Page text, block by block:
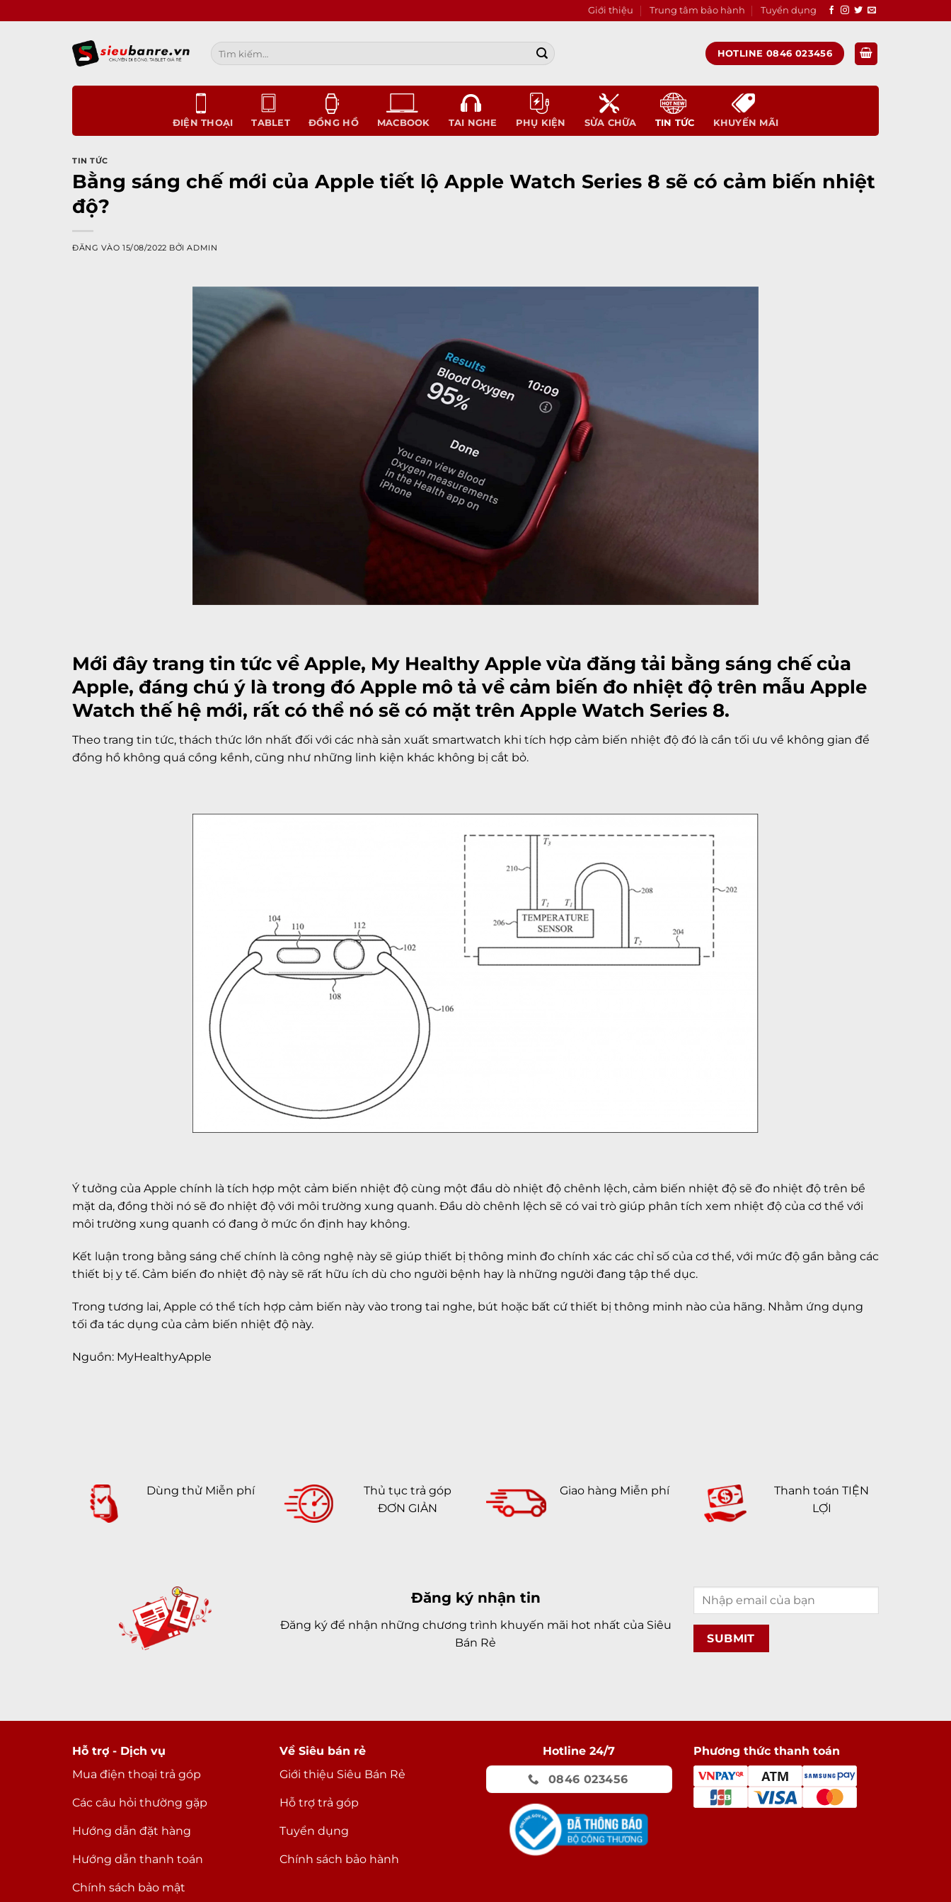
qua
Giới thiệu Trung tâm bảo hành Tuyển dụng
Tìm
kiếm:
HOTLINE 0846 023456
ĐIỆN THOẠI TABLET ĐỒNG HỒ MACBOOK TAI NGHE PHỤ KIỆN SỬA CHỮA TIN TỨC KHUYẾN MÃI
TIN TỨC
Bằng sáng chế mới của Apple tiết lộ Apple Watch Series 8 sẽ có cảm biến nhiệt
độ?
ĐĂNG VÀO15/08/2022 BỞIADMIN
Mới đây trang tin tức về Apple, My Healthy Apple vừa đăng tải bằng sáng chế của
Apple, đáng chú ý là trong đó Apple mô tả về cảm biến đo nhiệt độ trên mẫu Apple
Watch thế hệ mới, rất có thể nó sẽ có mặt trên Apple Watch Series 8.
Theo trang tin tức, thách thức lớn nhất đối với các nhà sản xuất smartwatch khi tích hợp cảm biến nhiệt độ đó là cần tối ưu về không gian để
đồng hồ không quá cồng kềnh, cũng như những linh kiện khác không bị cắt bỏ.
Ý tưởng của Apple chính là tích hợp một cảm biến nhiệt độ cùng một đầu dò nhiệt độ chênh lệch, cảm biến nhiệt độ sẽ đo nhiệt độ trên bề
mặt da, đồng thời nó sẽ đo nhiệt độ với môi trường xung quanh. Đầu dò chênh lệch sẽ có vai trò giúp phân tích xem nhiệt độ của cơ thể với
môi trường xung quanh có đang ở mức ổn định hay không.
Kết luận trong bằng sáng chế chính là công nghệ này sẽ giúp thiết bị thông minh đo chính xác các chỉ số của cơ thể, với mức độ gần bằng các
thiết bị y tế. Cảm biến đo nhiệt độ này sẽ rất hữu ích dù cho người bệnh hay là những người đang tập thể dục.
Trong tương lai, Apple có thể tích hợp cảm biến này vào trong tai nghe, bút hoặc bất cứ thiết bị thông minh nào của hãng. Nhằm ứng dụng
tối đa tác dụng của cảm biến nhiệt độ này.
Nguồn: MyHealthyApple
Dùng thử Miễn phí
Thủ tục trả góp
ĐƠN GIẢN
Giao hàng Miễn phí
Thanh toán TIỆN
LỢI
Đăng ký nhận tin
Đăng ký để nhận những chương trình khuyến mãi hot nhất của Siêu
Bán Rẻ
Hỗ trợ - Dịch vụ
Mua điện thoại trả góp
Các câu hỏi thường gặp
Hướng dẫn đặt hàng
Hướng dẫn thanh toán
Chính sách bảo mật
Về Siêu bán rẻ
Giới thiệu Siêu Bán Rẻ
Hỗ trợ trả góp
Tuyển dụng
Chính sách bảo hành
Hotline 24/7
0846 023456
Phương thức thanh toán